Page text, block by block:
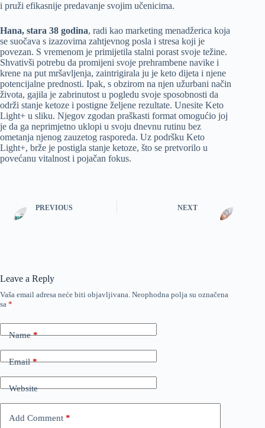
i pruži efikasnije predavanje svojim učenicima.
Hana, stara 38 godina, radi kao marketing menadžerica koja
se suočava s izazovima zahtjevnog posla i stresa koji je
povezan. S vremenom je primijetila stalni porast svoje težine.
Shvativši potrebu da promijeni svoje prehrambene navike i
krene na put mršavljenja, zaintrigirala ju je keto dijeta i njene
potencijalne prednosti. Ipak, s obzirom na njen užurbani način
života, gajila je zabrinutost u pogledu svoje sposobnosti da
održi stanje ketoze i postigne željene rezultate. Unesite Keto
Light+ u sliku. Njegov zgodan praškasti format omogućio joj
je da ga neprimjetno uklopi u svoju dnevnu rutinu bez
ometanja njenog zauzetog rasporeda. Uz podršku Keto
Light+, brže je postigla stanje ketoze, što se pretvorilo u
povećanu vitalnost i pojačan fokus.
PREVIOUS NEXT
Leave a Reply
Vaša email adresa neće biti objavljivana. Neophodna polja su označena
sa *
Name*
Email*
Website
Add Comment *